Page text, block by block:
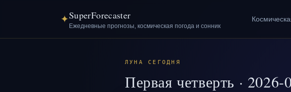
✦SuperForecaster
Ежедневные прогнозы, космическая погода и сонник
ЛУНА СЕГОДНЯ
Первая четверть · 2026-